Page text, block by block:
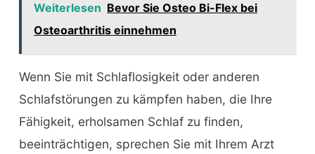
Weiterlesen Bevor Sie Osteo Bi-Flex bei
Osteoarthritis einnehmen
Wenn Sie mit Schlaflosigkeit oder anderen
Schlafstörungen zu kämpfen haben, die Ihre
Fähigkeit, erholsamen Schlaf zu finden,
beeinträchtigen, sprechen Sie mit Ihrem Arzt